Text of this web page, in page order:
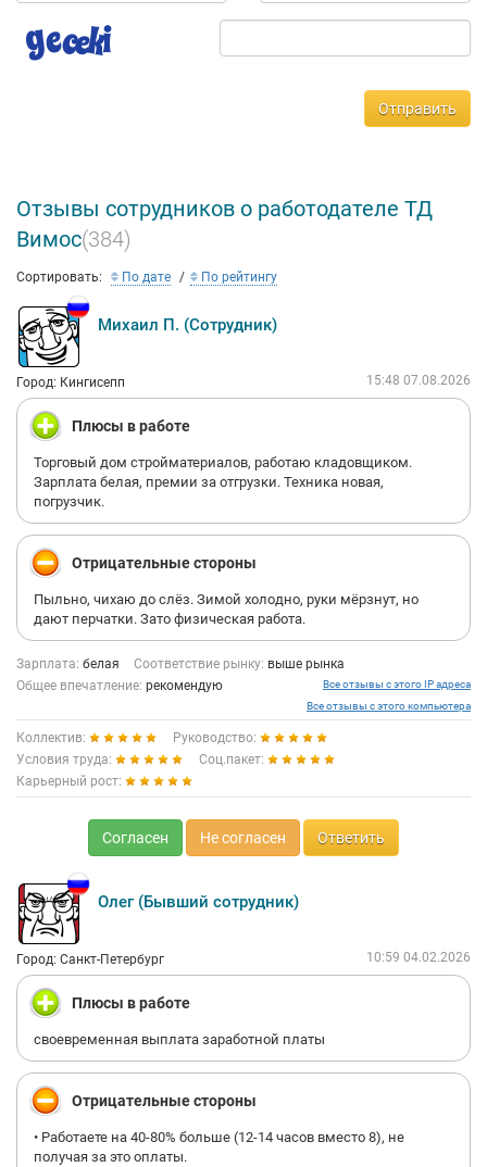
Отправить
Отзывы сотрудников о работодателе ТД
Вимос(384)
Сортировать: По дате По рейтингу
Михаил П. (Сотрудник)
Город: Кингисепп 15:48 07.08.2026
Плюсы в работе
Торговый дом стройматериалов, работаю кладовщиком.
Зарплата белая, премии за отгрузки. Техника новая,
погрузчик.
Отрицательные стороны
Пыльно, чихаю до слёз. Зимой холодно, руки мёрзнут, но
дают перчатки. Зато физическая работа.
Зарплата: белая Соответствие рынку: выше рынка
Общее впечатление: рекомендую
Все отзывы с этого IP адреса
Все отзывы с этого компьютера
Коллектив:
Руководство:
Условия труда:
Соц.пакет:
Карьерный рост:
Согласен Не согласен Ответить
Олег (Бывший сотрудник)
Город: Санкт-Петербург 10:59 04.02.2026
Плюсы в работе
своевременная выплата заработной платы
Отрицательные стороны
• Работаете на 40-80% больше (12-14 часов вместо 8), не
получая за это оплаты.